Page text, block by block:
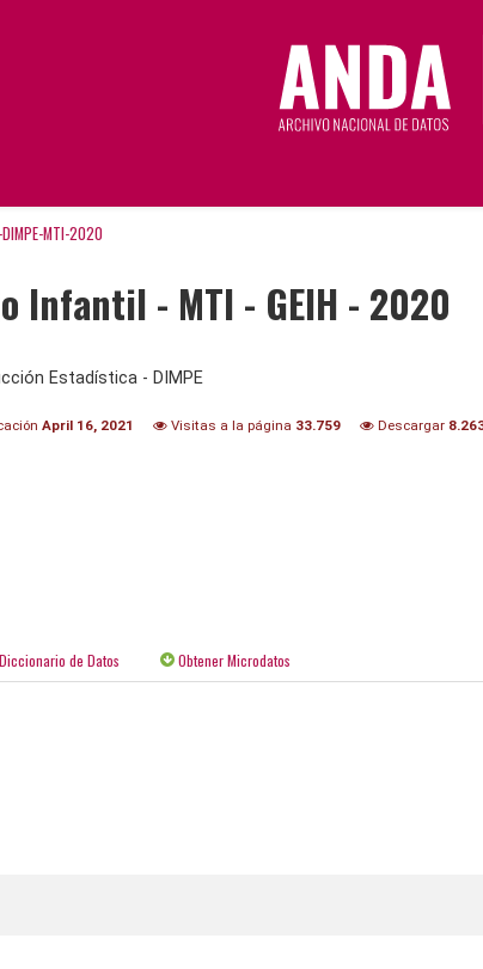
DIMPE-MTI-2020
Infantil - MTI - GEIH - 2020
Estadística - DIMPE
April 16, 2021 Visitas a la página 33.759 Descargar
Diccionario de Datos Obtener Microdatos